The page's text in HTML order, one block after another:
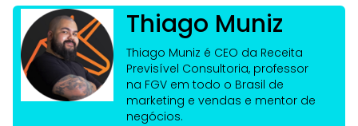
Thiago Muniz
Thiago Muniz é CEO da Receita
Previsível Consultoria, professor
na FGV em todo o Brasil de
marketing e vendas e mentor de
negócios.